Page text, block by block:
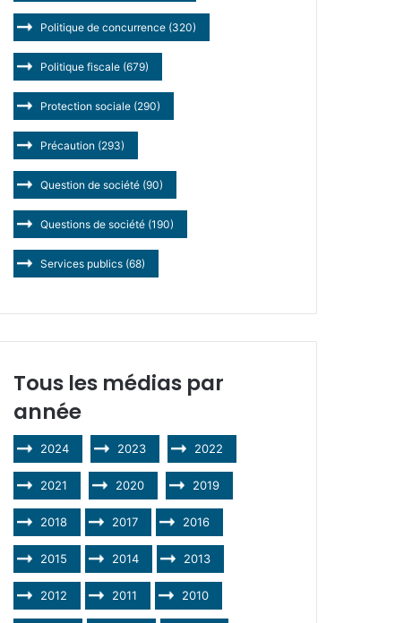
Politique de concurrence (320)
Politique fiscale (679)
Protection sociale (290)
Précaution (293)
Question de société (90)
Questions de société (190)
Services publics (68)
Tous les médias par
année
2024 2023 2022
2021 2020 2019
2018 2017 2016
2015 2014 2013
2012 2011 2010